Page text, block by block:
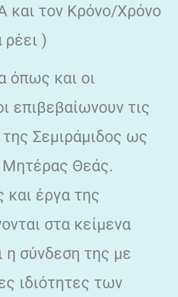
και τον Κρόνο/Χρόνο
)
όπως και οι
επιβεβαίωνουν τις
της Σεμιράμιδος ως
Θεάς.
και έργα της
στα κείμενα
η σύνδεση της με
ιδιότητες των